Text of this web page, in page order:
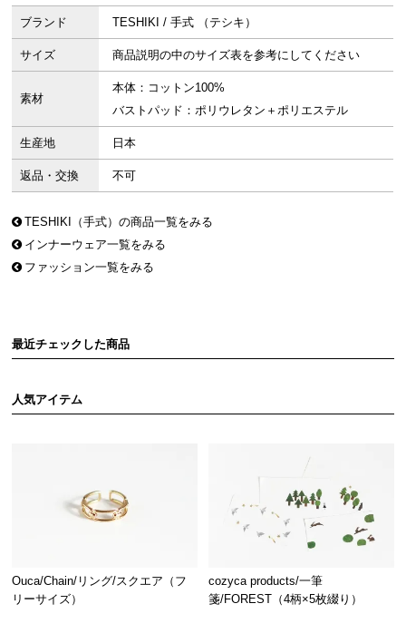
ブランド TESHIKI / 手式 （テシキ）
サイズ 商品説明の中のサイズ表を参考にしてください
素材
本体：コットン100%
バストパッド：ポリウレタン＋ポリエステル
生産地 日本
返品・交換 不可
TESHIKI（手式）の商品一覧をみる
インナーウェア一覧をみる
ファッション一覧をみる
最近チェックした商品
人気アイテム
Ouca/Chain/リング/スクエア（フ
リーサイズ）
cozyca products/一筆
箋/FOREST（4柄×5枚綴り）